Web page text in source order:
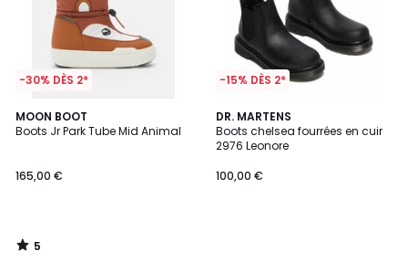
-30% DÈS 2*
MOON BOOT
Boots Jr Park Tube Mid Animal
165,00 €
5
/
5
/
-15% DÈS 2*
DR. MARTENS
Boots chelsea fourrées en cuir
2976 Leonore
100,00 €